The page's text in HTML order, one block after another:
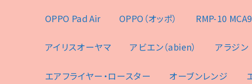
OPPO Pad Air OPPO（オッポ） RMP-10
アイリスオーヤマ アビエン（abien） アラジン
エアフライヤー・ロースター オーブンレンジ